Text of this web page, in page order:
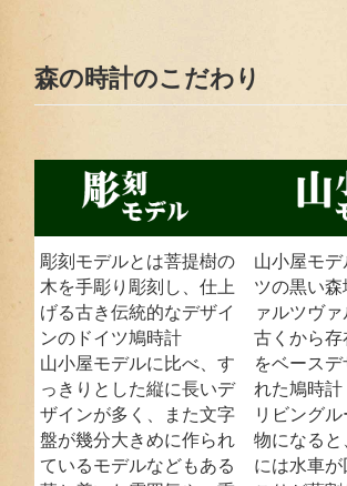
森の時計のこだわり
彫刻モデルとは菩提樹の
木を手彫り彫刻し、仕上
げる古き伝統的なデザイ
ンのドイツ鳩時計
山小屋モデルに比べ、す
っきりとした縦に長いデ
ザインが多く、また文字
盤が幾分大きめに作られ
ているモデルなどもある
山小屋モ
ツの黒い
ァルツヴ
古くから
をベース
れた鳩時計
リビング
物になる
には水車